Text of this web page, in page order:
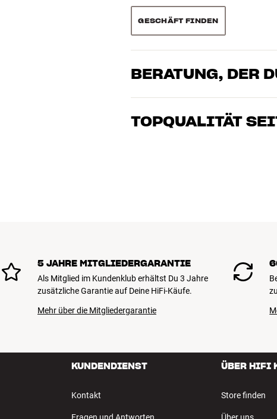
GESCHÄFT FINDEN
BERATUNG, DER
Unsere Mitarbeiter sind echte
gemeinsam die Lösung, die zu Deinen
TOPQUALITÄT
5 JAHRE MITGLIEDERGARANTIE
Als Mitglied im Kundenklub erhältst Du 3 Jahre
zusätzliche Garantie auf Deine HiFi-Käufe.
Mehr über die Mitgliedergarantie
KUNDENDIENST
Kontakt
Fragen und Antworten
ÜBER HIFI
Store finden
Über uns